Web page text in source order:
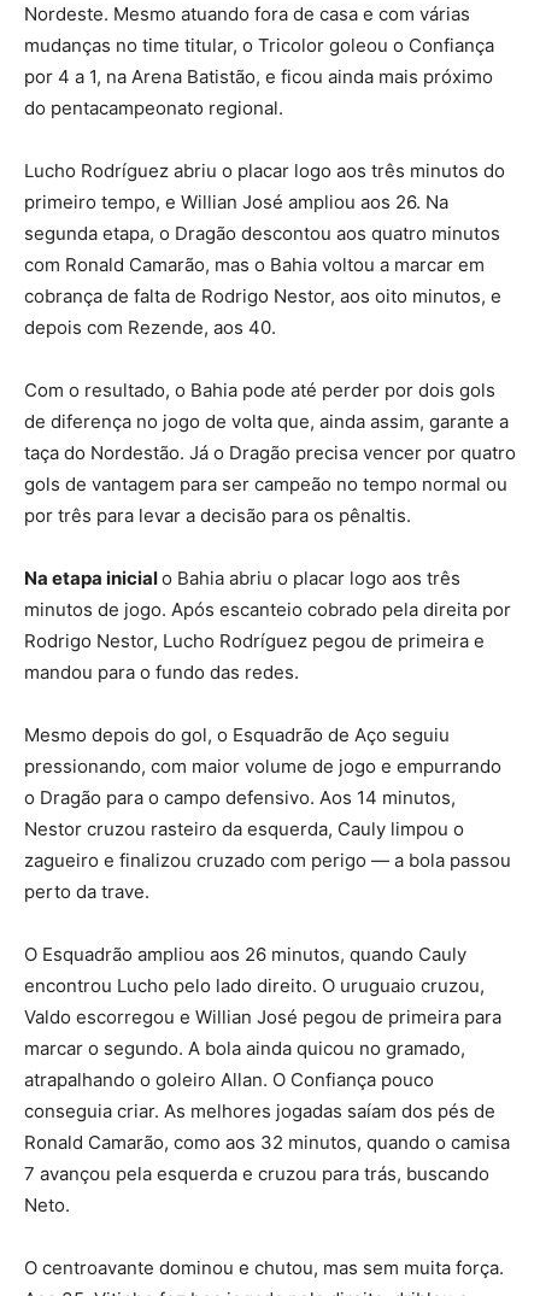
Nordeste. Mesmo atuando fora de casa e com várias
mudanças no time titular, o Tricolor goleou o Confiança
por 4 a 1, na Arena Batistão, e ficou ainda mais próximo
do pentacampeonato regional.
Lucho Rodríguez abriu o placar logo aos três minutos do
primeiro tempo, e Willian José ampliou aos 26. Na
segunda etapa, o Dragão descontou aos quatro minutos
com Ronald Camarão, mas o Bahia voltou a marcar em
cobrança de falta de Rodrigo Nestor, aos oito minutos, e
depois com Rezende, aos 40.
Com o resultado, o Bahia pode até perder por dois gols
de diferença no jogo de volta que, ainda assim, garante a
taça do Nordestão. Já o Dragão precisa vencer por quatro
gols de vantagem para ser campeão no tempo normal ou
por três para levar a decisão para os pênaltis.
Na etapa inicialo Bahia abriu o placar logo aos três
minutos de jogo. Após escanteio cobrado pela direita por
Rodrigo Nestor, Lucho Rodríguez pegou de primeira e
mandou para o fundo das redes.
Mesmo depois do gol, o Esquadrão de Aço seguiu
pressionando, com maior volume de jogo e empurrando
o Dragão para o campo defensivo. Aos 14 minutos,
Nestor cruzou rasteiro da esquerda, Cauly limpou o
zagueiro e finalizou cruzado com perigo — a bola passou
perto da trave.
O Esquadrão ampliou aos 26 minutos, quando Cauly
encontrou Lucho pelo lado direito. O uruguaio cruzou,
Valdo escorregou e Willian José pegou de primeira para
marcar o segundo. A bola ainda quicou no gramado,
atrapalhando o goleiro Allan. O Confiança pouco
conseguia criar. As melhores jogadas saíam dos pés de
Ronald Camarão, como aos 32 minutos, quando o camisa
7 avançou pela esquerda e cruzou para trás, buscando
Neto.
O centroavante dominou e chutou, mas sem muita força.